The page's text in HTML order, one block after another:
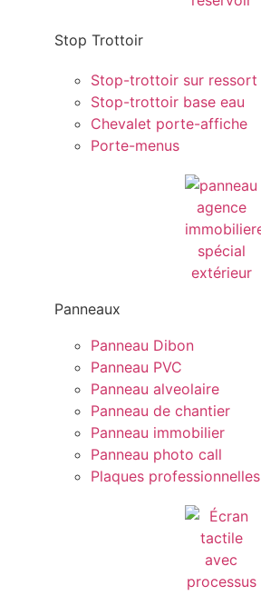
Stop Trottoir
Stop-trottoir sur ressort
Stop-trottoir base eau
Chevalet porte-affiche
Porte-menus
Panneaux
Panneau Dibon
Panneau PVC
Panneau alveolaire
Panneau de chantier
Panneau immobilier
Panneau photo call
Plaques professionnelles